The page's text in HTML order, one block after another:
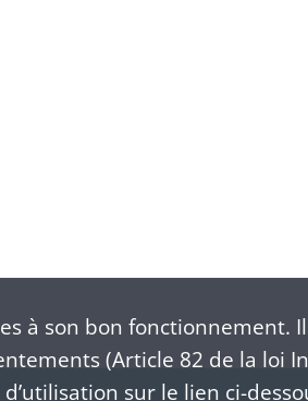
à son bon fonctionnement.
(Article 82 de la loi
sur le lien ci-